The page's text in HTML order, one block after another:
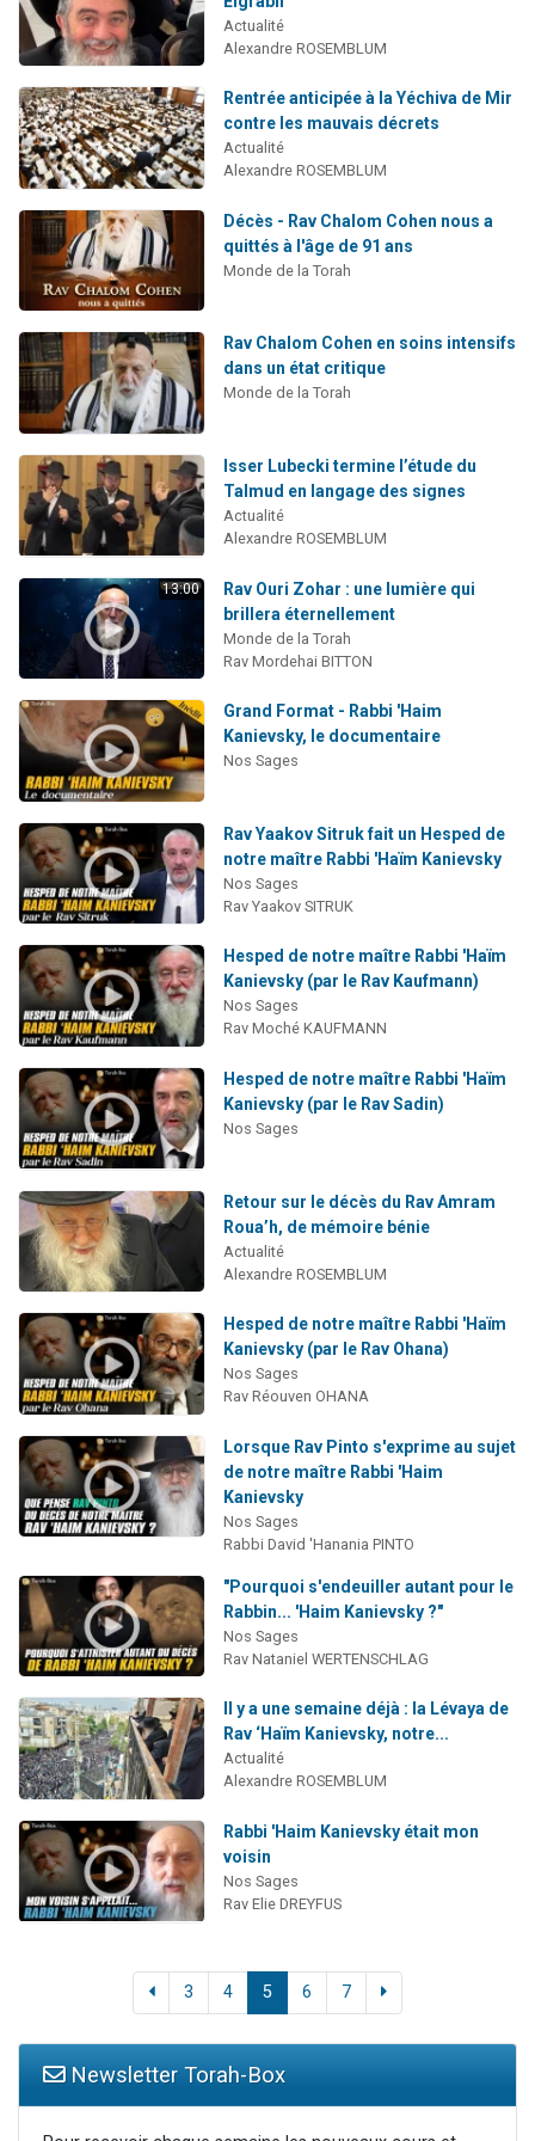
Il reste 49 places pour étudier en groupe sur Zoom
12 nouvelles musiques dans Torah-Box Music
Actualité
Alexandre ROSEMBLUM
Rentrée anticipée à la Yéchiva de Mir
contre les mauvais décrets
Actualité
Alexandre ROSEMBLUM
Décès - Rav Chalom Cohen nous a
quittés à l'âge de 91 ans
Monde de la Torah
Rav Chalom Cohen en soins intensifs
dans un état critique
Monde de la Torah
Isser Lubecki termine l’étude du
Talmud en langage des signes
Actualité
Alexandre ROSEMBLUM
13:00
Rav Ouri Zohar : une lumière qui
brillera éternellement
Monde de la Torah
Rav Mordehai BITTON
Grand Format - Rabbi 'Haim
Kanievsky, le documentaire
Nos Sages
Rav Yaakov Sitruk fait un Hesped de
notre maître Rabbi 'Haïm Kanievsky
Nos Sages
Rav Yaakov SITRUK
Hesped de notre maître Rabbi 'Haïm
Kanievsky (par le Rav Kaufmann)
Nos Sages
Rav Moché KAUFMANN
Hesped de notre maître Rabbi 'Haïm
Kanievsky (par le Rav Sadin)
Nos Sages
Retour sur le décès du Rav Amram
Roua’h, de mémoire bénie
Actualité
Alexandre ROSEMBLUM
Hesped de notre maître Rabbi 'Haïm
Kanievsky (par le Rav Ohana)
Nos Sages
Rav Réouven OHANA
Lorsque Rav Pinto s'exprime au sujet
de notre maître Rabbi 'Haim
Kanievsky
Nos Sages
Rabbi David 'Hanania PINTO
"Pourquoi s'endeuiller autant pour le
Rabbin... 'Haim Kanievsky ?"
Nos Sages
Rav Nataniel WERTENSCHLAG
Il y a une semaine déjà : la Lévaya de
Rav ‘Haïm Kanievsky, notre...
Actualité
Alexandre ROSEMBLUM
Rabbi 'Haim Kanievsky était mon
voisin
Nos Sages
Rav Elie DREYFUS
3 4 5 6 7
Newsletter Torah-Box